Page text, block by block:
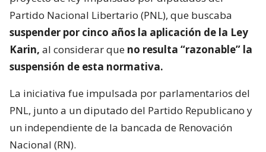
Partido Nacional Libertario (PNL), que buscaba
suspender por cinco años la aplicación de la Ley
Karin, al considerar que no resulta “razonable” la
suspensión de esta normativa.
La iniciativa fue impulsada por parlamentarios del
PNL, junto a un diputado del Partido Republicano y
un independiente de la bancada de Renovación
Nacional (RN).